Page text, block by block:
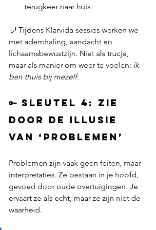
terugkeer naar huis.
💬 Tijdens Klarvida-sessies werken we
met ademhaling, aandacht en
lichaamsbewustzijn. Niet als trucje,
maar als manier om weer te voelen: ik
ben thuis bij mezelf.
🔑 Sleutel 4: Zie
door de illusie
van ‘problemen’
Problemen zijn vaak geen feiten, maar
interpretaties. Ze bestaan in je hoofd,
gevoed door oude overtuigingen. Je
ervaart ze als echt, maar ze zijn niet de
waarheid.